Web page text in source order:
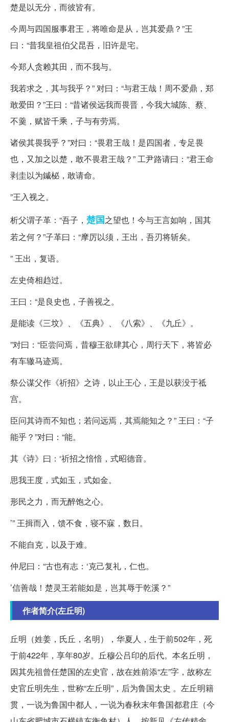
楚是以无分，而彼皆有。
今周与四国服事君王，将唯命是从，岂其爱鼎？”王
曰：“昔我皇祖伯父昆吾，旧许是宅。
今郑人贪赖其田，而不我与。
我若求之，其与我乎？” 对曰：“与君王哉！周不爱鼎，郑
敢爱田？”王曰：“昔诸侯远我而畏晋，今我大城陈、蔡、
不羹，赋皆千乘，子与有劳焉。
诸侯其畏我乎？”对曰：“畏君王哉！是四国者，专足畏
也，又加之以楚，敢不畏君王哉？” 工尹路请曰：“君王命
剥圭以为鏚柲，敢请命。
”王入视之。
析父谓子革：“吾子， 楚国之望也！今与王言如响，国其
若之何？”子革曰：“摩厉以须，王出，吾刃将斩矣。
” 王出，复语。
左史倚相趋过。
王曰：“是良史也，子善视之。
是能读《三坟》、《五典》、《八索》、《九丘》。
”对曰：“臣尝问焉，昔穆王欲肆其心，周行天下，将皆必
有车辙马迹焉。
祭公谋父作《祈招》之诗，以止王心，王是以获没于祗
宫。
臣问其诗而不知也；若问远焉，其焉能知之？” 王曰：“子
能乎？”对曰：“能。
其《诗》曰：‘祈招之愔愔，式昭德音。
思我王度，式如玉，式如金。
形民之力，而无醉饱之心。
’” 王揖而入，馈不食，寝不寐，数日。
不能自克，以及于难。
仲尼曰：“古也有志：‘克己复礼，仁也。
’信善哉！楚灵王若能如是，岂其辱于乾溪？”
作者简介(左丘明)
丘明（姓姜，氏丘，名明），华夏人，生于前502年，死
于前422年，享年80岁。丘穆公吕印的后代。本名丘明，
因其先祖曾任楚国的左史官，故在姓前添“左”字，故称左
史官丘明先生，世称“左丘明”，后为鲁国太史 。左丘明籍
贯，一说为鲁国中都人，一说为春秋末年鲁国都君庄（今